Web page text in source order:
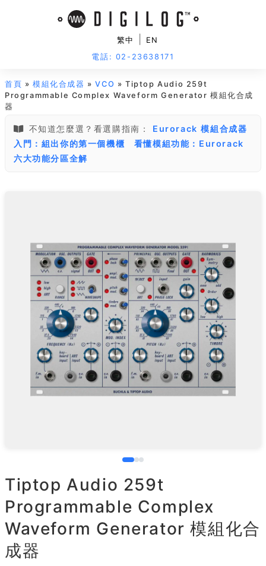
繁中
EN
電話: 02-23638171
首頁 »模組化合成器 »VCO » Tiptop Audio 259t
Programmable Complex Waveform Generator 模組化合成
器
不知道怎麼選？看選購指南：
Eurorack 模組合成器
入門：組出你的第一個機櫃
看懂模組功能：Eurorack
六大功能分區全解
Tiptop Audio 259t
Programmable Complex
Waveform Generator 模組化合
成器